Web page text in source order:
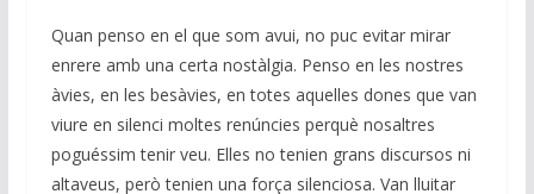
Quan penso en el que som avui, no puc evitar mirar
enrere amb una certa nostàlgia. Penso en les nostres
àvies, en les besàvies, en totes aquelles dones que van
viure en silenci moltes renúncies perquè nosaltres
poguéssim tenir veu. Elles no tenien grans discursos ni
altaveus, però tenien una força silenciosa. Van lluitar